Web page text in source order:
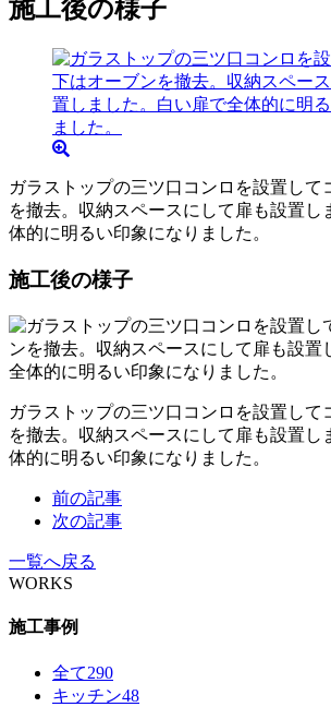
施工後の様子
ガラストップの三ツ口コンロを設置して
を撤去。収納スペースにして扉も設置し
体的に明るい印象になりました。
施工後の様子
ガラストップの三ツ口コンロを設置して
を撤去。収納スペースにして扉も設置し
体的に明るい印象になりました。
前の記事
次の記事
一覧へ戻る
WORKS
施工事例
全て290
キッチン48